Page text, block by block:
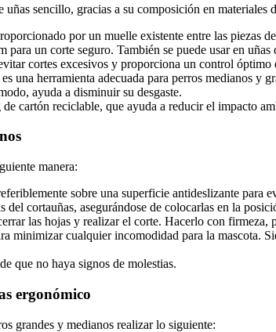
sencillo, gracias a su composición en
por un muelle existente entre las piezas
un corte seguro. También se puede usar en uñas
cortes excesivos y proporciona un control óptimo
una herramienta adecuada para perros medianos y
ayuda a disminuir su desgaste.
cartón reciclable, que ayuda a reducir el impacto
manera:
sobre una superficie antideslizante para
cortauñas, asegurándose de colocarlas en la
las hojas y realizar el corte. Hacerlo con
minimizar cualquier incomodidad para la mascota.
que no haya signos de molestias.
ergonómico
grandes y medianos realizar lo siguiente: